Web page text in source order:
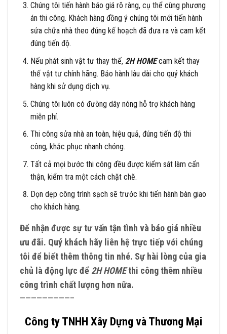
Chúng tôi tiến hành báo giá rõ ràng, cụ thể cùng phương
án thi công. Khách hàng đồng ý chúng tôi mới tiến hành
sửa chữa nhà theo đúng kế hoạch đã đưa ra và cam kết
đúng tiến độ.
Nếu phát sinh vật tư thay thế, 2H HOMEcam kết thay
thế vật tư chính hãng. Bảo hành lâu dài cho quý khách
hàng khi sử dụng dịch vụ.
Chúng tôi luôn có đường dây nóng hỗ trợ khách hàng
miễn phí.
Thi công sửa nhà an toàn, hiệu quả, đúng tiến độ thi
công, khắc phục nhanh chóng.
Tất cả mọi bước thi công đều được kiểm sát làm cẩn
thận, kiểm tra một cách chặt chẽ.
Dọn dẹp công trình sạch sẽ trước khi tiến hành bàn giao
cho khách hàng.
Để nhận được sự tư vấn tận tình và báo giá nhiều
ưu đãi. Quý khách hãy liên hệ trực tiếp với chúng
tôi để biết thêm thông tin nhé. Sự hài lòng của gia
chủ là động lực để 2H HOMEthi công thêm nhiều
công trình chất lượng hơn nữa.
—————————–
Công ty TNHH Xây Dựng và Thương Mại